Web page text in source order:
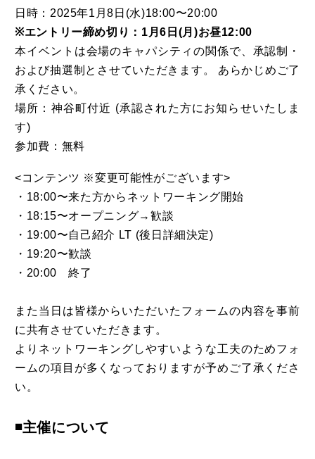
日時：2025年1月8日(水)18:00〜20:00
※エントリー締め切り：1月6日(月)お昼12:00
本イベントは会場のキャパシティの関係で、承認制・
および抽選制とさせていただきます。 あらかじめご了
承ください。
場所：神谷町付近 (承認された方にお知らせいたしま
す)
参加費：無料
<コンテンツ ※変更可能性がございます>
・18:00〜来た方からネットワーキング開始
・18:15〜オープニング→歓談
・19:00〜自己紹介 LT (後日詳細決定)
・19:20〜歓談
・20:00 終了
また当日は皆様からいただいたフォームの内容を事前
に共有させていただきます。
よりネットワーキングしやすいような工夫のためフォ
ームの項目が多くなっておりますが予めご了承くださ
い。
​◾️主催について